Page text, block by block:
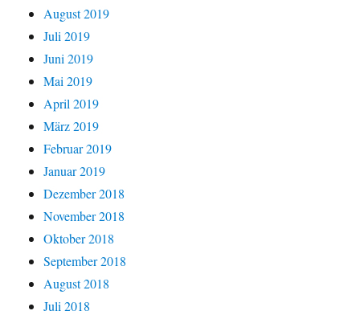
August 2019
Juli 2019
Juni 2019
Mai 2019
April 2019
März 2019
Februar 2019
Januar 2019
Dezember 2018
November 2018
Oktober 2018
September 2018
August 2018
Juli 2018